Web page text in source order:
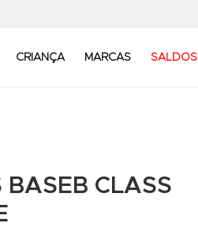
CRIANÇA MARCAS SALDOS
BASEB CLASS